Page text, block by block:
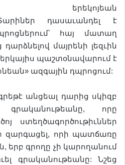
երեկոյեան
դասաւանդել է
հայ մատաղ
մայրենի լեզւին
պաշտօնավարում է
ազգային դպրոցում:
անցեալ դարից սկիզբ
որը
ստեղծագործութիւններ
զարգացել, որի պատճառը
երբ գրողը չի կարողանում
գրականութեանը: Նշեց